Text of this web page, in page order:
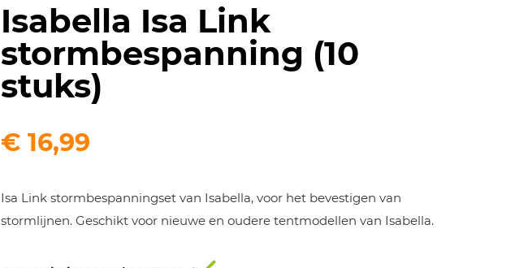
Isabella Isa Link
stormbespanning (10
stuks)
€ 16,99
Isa Link stormbespanningset van Isabella, voor het bevestigen van
stormlijnen. Geschikt voor nieuwe en oudere tentmodellen van Isabella.